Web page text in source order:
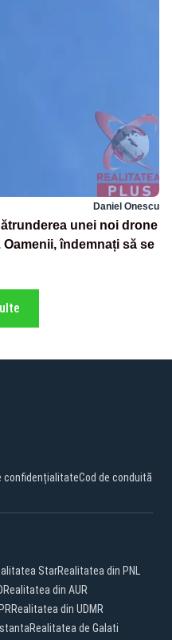
Daniel Onescu
unei noi drone
îndemnați să se
confidențialitateCod de conduită
StarRealitatea din PNL
Realitatea din AUR
Realitatea din UDMR
Realitatea de Galati